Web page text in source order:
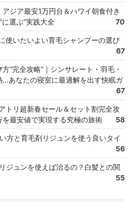
アジア最安1万円台＆ハワイ朝食付き
選ぶ”実践大全
70
使いたいよい育毛シャンプーの選び
67
“完全攻略”｜シンサレート・羽毛・
…あなたの寝室に最適解を出す快眠ガ
67
トリ超新春セール＆セット割完全攻
最安値で実現する究極の旅術
58
方と育毛剤リジュンを使う良いタイ
56
ジュンを使えば治るの？白髪との関
55